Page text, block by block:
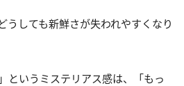
うしても新鮮さが失われやすくなり
というミステリアス感は、「もっ